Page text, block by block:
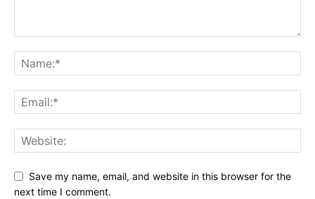
Save my name, email, and website in this browser for the
next time I comment.